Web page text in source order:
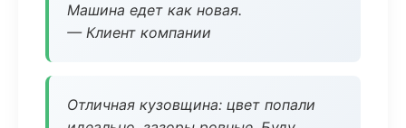
Машина едет как новая.
— Клиент компании
Отличная кузовщина: цвет попали